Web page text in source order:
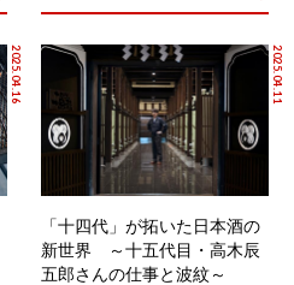
2025.04.16 2025.04.11
「十四代」が拓いた日本酒の
新世界 ～十五代目・高木辰
五郎さんの仕事と波紋～